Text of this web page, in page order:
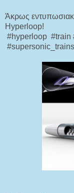
Άκρως εντυπωσιακά
Hyperloop!
#hyperloop #train
#supersonic_trains